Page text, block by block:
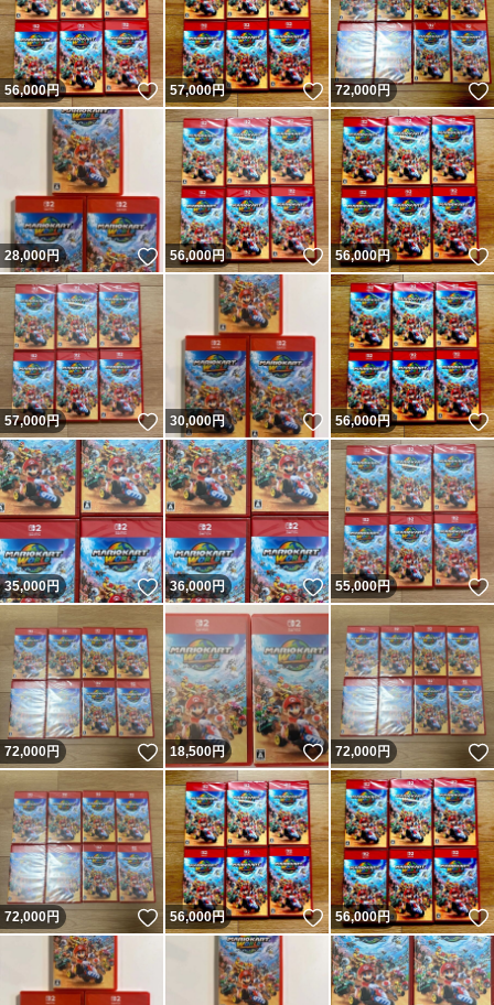
56,000円 いいね！
57,000円 いいね！
72,000円
28,000円 いいね！
56,000円 いいね！
56,000円
57,000円 いいね！
30,000円 いいね！
56,000円
35,000円 いいね！
36,000円 いいね！
55,000円
72,000円 いいね！
18,500円 いいね！
72,000円
72,000円 いいね！
56,000円 いいね！
56,000円